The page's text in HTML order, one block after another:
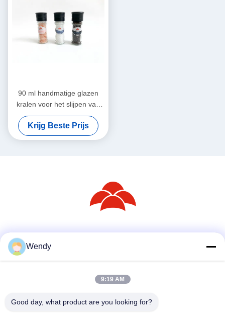
90 ml handmatige glazen
kralen voor het slijpen van
potglas
Krijg Beste Prijs
Snel contact
Telefoon
Wendy
9:19 AM
Good day, what product are you looking for?